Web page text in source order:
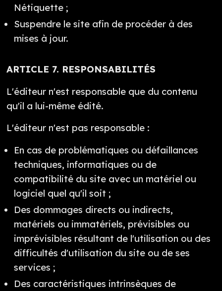
Nétiquette ;
Suspendre le site afin de procéder à des
mises à jour.
ARTICLE 7. RESPONSABILITÉS
L'éditeur n'est responsable que du contenu
qu'il a lui-même édité.
L'éditeur n'est pas responsable :
En cas de problématiques ou défaillances
techniques, informatiques ou de
compatibilité du site avec un matériel ou
logiciel quel qu'il soit ;
Des dommages directs ou indirects,
matériels ou immatériels, prévisibles ou
imprévisibles résultant de l'utilisation ou des
difficultés d'utilisation du site ou de ses
services ;
Des caractéristiques intrinsèques de